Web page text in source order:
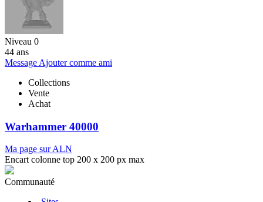
Niveau 0
44 ans
Message Ajouter comme ami
Collections
Vente
Achat
Warhammer 40000
Ma page sur ALN
Encart colonne top 200 x 200 px max
Communauté